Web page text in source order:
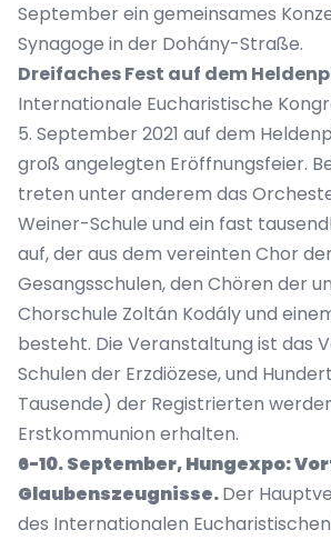
September ein gemeinsames
Synagoge in der Dohány-Straße.
Dreifaches Fest auf dem
Internationale Eucharistische
5. September 2021 auf dem
groß angelegten Eröffnungsfeier.
treten unter anderem das
Weiner-Schule und ein fast
auf, der aus dem vereinten Chor
Gesangsschulen, den Chören der
Chorschule Zoltán Kodály und
besteht. Die Veranstaltung ist das
Schulen der Erzdiözese, und
Tausende) der Registrierten
Erstkommunion erhalten.
6-10. September, Hungexpo:
Glaubenszeugnisse.Der
des Internationalen